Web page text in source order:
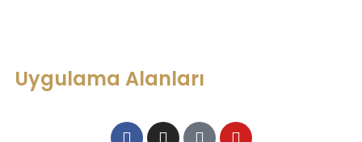
Uygulama Alanları